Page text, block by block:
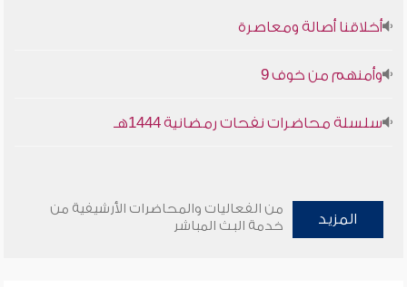
أخلاقنا أصالة ومعاصرة
وأمنهم من خوف 9
سلسلة محاضرات نفحات رمضانية 1444هـ
المزيد
من الفعاليات والمحاضرات الأرشيفية من
خدمة البث المباشر